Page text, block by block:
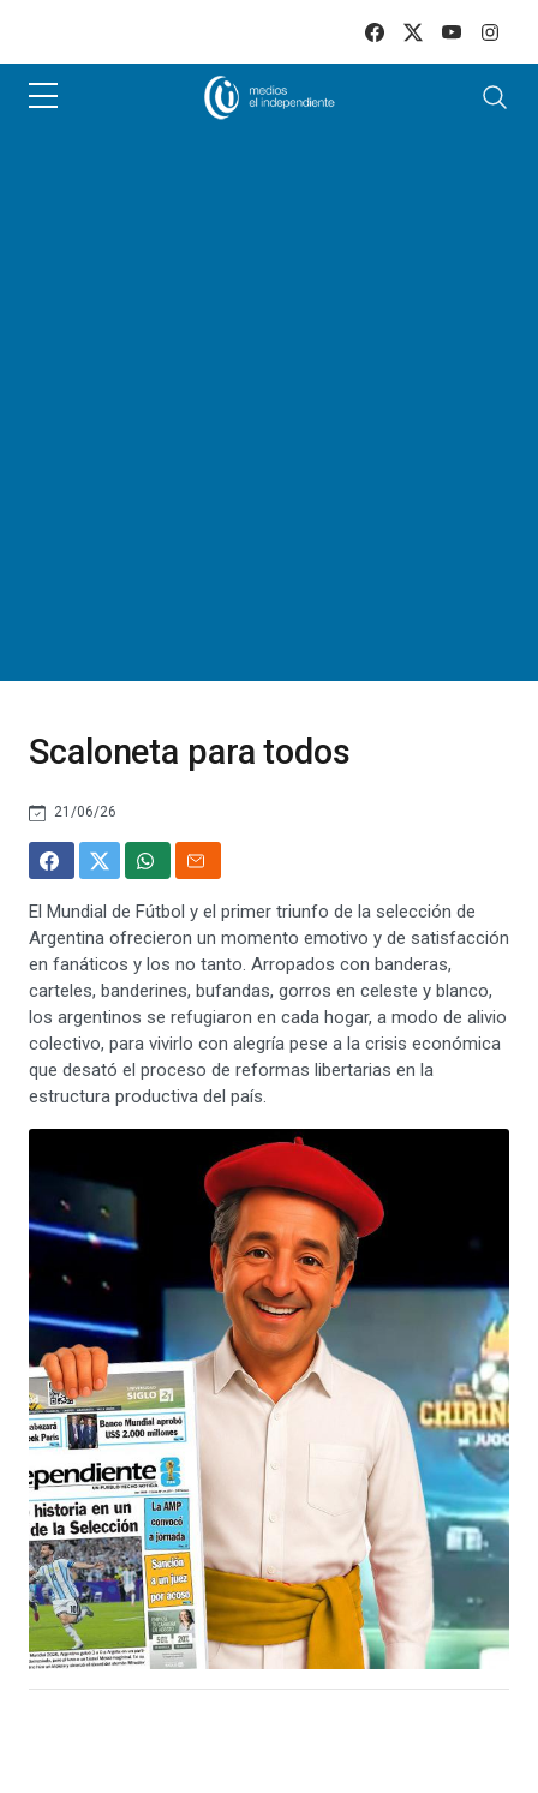
Scaloneta para todos
21/06/26
El Mundial de Fútbol y el primer triunfo de la selección de
Argentina ofrecieron un momento emotivo y de satisfacción
en fanáticos y los no tanto. Arropados con banderas,
carteles, banderines, bufandas, gorros en celeste y blanco,
los argentinos se refugiaron en cada hogar, a modo de alivio
colectivo, para vivirlo con alegría pese a la crisis económica
que desató el proceso de reformas libertarias en la
estructura productiva del país.